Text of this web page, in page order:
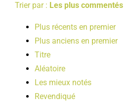
Trier par : Les plus commentés
Plus récents en premier
Plus anciens en premier
Titre
Aléatoire
Les mieux notés
Revendiqué